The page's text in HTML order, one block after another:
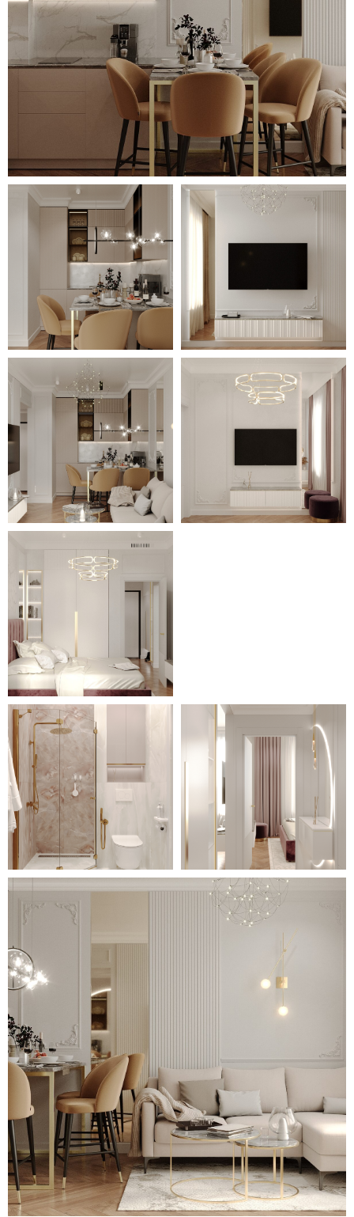
В ванной комнате с душевым
уголком за прозрачным стеклом
на фоне лаконичной белой
плитки с едва заметной
фактурой выделяются
смесители и фурнитура
золотисто-бронзового оттенка.
На кухне пудровые фасады
гарнитура сочетаются с белым
плиточным фартуком и единой
столешницей из серого камня.
С помощью продления
столешницы на угол образуется
удобное обеденное место,
окруженное комфортабельными
мягкими стульями с обивкой
насыщенного цвета бронзы.
В спальне белая обстановка
разбавлена бордово-
брусничным оттенком мягкой
обивки большой
комфортабельной кровати.
Крупные люстры в
оригинальном дизайне, тёплая
подсветка, множество
стеклянных элементов делает
домашний дизайн в стиле
неоклассики изящным и
эстетичным.